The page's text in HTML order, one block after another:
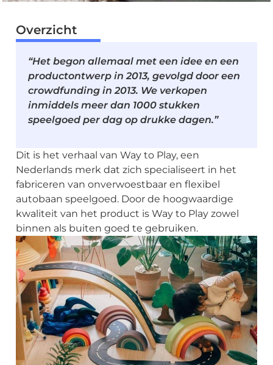
Overzicht
“Het begon allemaal met een idee en een
productontwerp in 2013, gevolgd door een
crowdfunding in 2013. We verkopen
inmiddels meer dan 1000 stukken
speelgoed per dag op drukke dagen.”
Dit is het verhaal van Way to Play, een
Nederlands merk dat zich specialiseert in het
fabriceren van onverwoestbaar en flexibel
autobaan speelgoed. Door de hoogwaardige
kwaliteit van het product is Way to Play zowel
binnen als buiten goed te gebruiken.